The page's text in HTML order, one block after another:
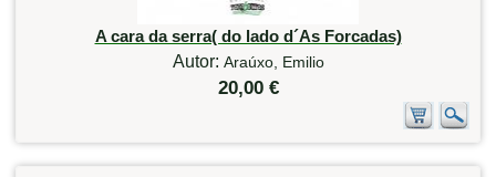
A cara da serra( do lado d´As Forcadas)
Autor: Araúxo, Emilio
20,00 €